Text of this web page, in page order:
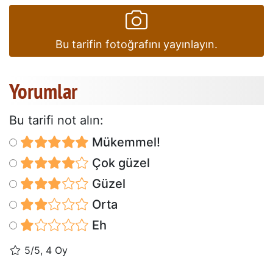
Bu tarifin fotoğrafını yayınlayın.
Yorumlar
Bu tarifi not alın:
Mükemmel!
Çok güzel
Güzel
Orta
Eh
5/5, 4 Oy